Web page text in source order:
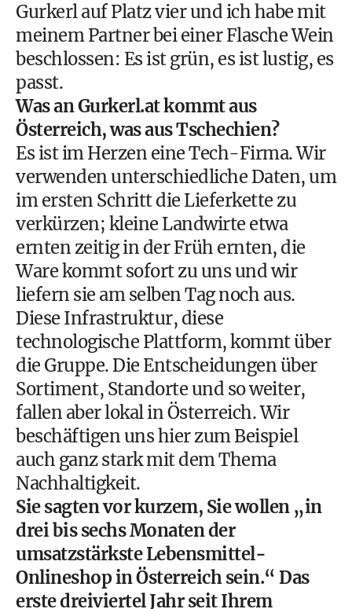
Gurkerl auf Platz vier und ich habe mit
meinem Partner bei einer Flasche Wein
beschlossen: Es ist grün, es ist lustig, es
passt.
Was an Gurkerl.at kommt aus
Österreich, was aus Tschechien?
Es ist im Herzen eine Tech-Firma. Wir
verwenden unterschiedliche Daten, um
im ersten Schritt die Lieferkette zu
verkürzen; kleine Landwirte etwa
ernten zeitig in der Früh ernten, die
Ware kommt sofort zu uns und wir
liefern sie am selben Tag noch aus.
Diese Infrastruktur, diese
technologische Plattform, kommt über
die Gruppe. Die Entscheidungen über
Sortiment, Standorte und so weiter,
fallen aber lokal in Österreich. Wir
beschäftigen uns hier zum Beispiel
auch ganz stark mit dem Thema
Nachhaltigkeit.
Sie sagten vor kurzem, Sie wollen „in
drei bis sechs Monaten der
umsatzstärkste Lebensmittel-
Onlineshop in Österreich sein.“ Das
erste dreiviertel Jahr seit Ihrem